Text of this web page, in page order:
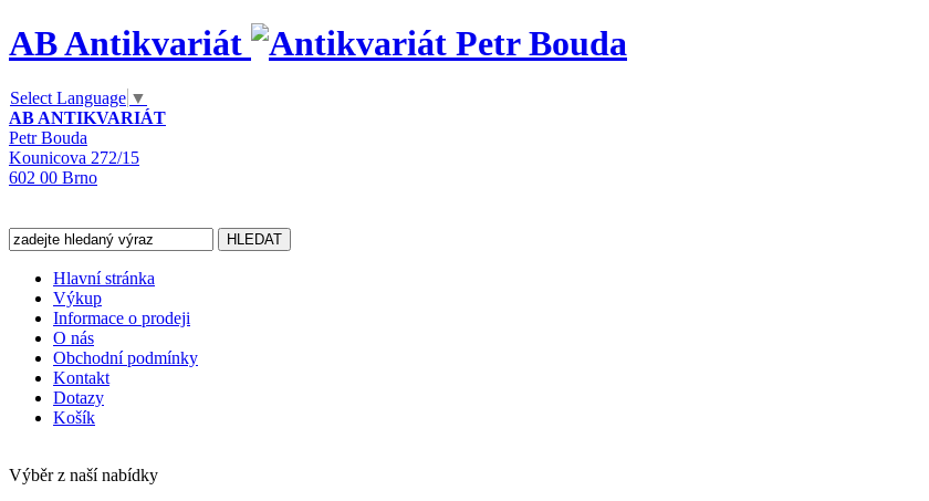
AB Antikvariát
Select Language ▼
AB ANTIKVARIÁT
Petr Bouda
Kounicova 272/15
602 00 Brno
Hlavní stránka
Výkup
Informace o prodeji
O nás
Obchodní podmínky
Kontakt
Dotazy
Košík
Výběr z naší nabídky